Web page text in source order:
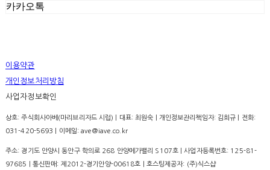
카카오톡
이용약관
개인정보처리방침
사업자정보확인
상호: 주식회사아베(마리브리자드 시럽) | 대표: 최원숙 | 개인정보관리책임자: 김희규 | 전화:
031-420-5693 | 이메일: ave@iave.co.kr
주소: 경기도 안양시 동안구 학의로 268 안양메가밸리 S107호 | 사업자등록번호: 125-81-
97685
| 통신판매: 제2012-경기안양-00618호 | 호스팅제공자: (주)식스샵